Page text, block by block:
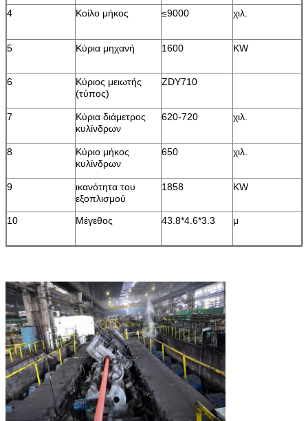
4 Κοίλο μήκος ≤9000 χιλ.
5 Κύρια μηχανή 1600 KW
6
Κύριος μειωτής
(τύπος)
ZDY710
7
Κύρια διάμετρος
κυλίνδρων
620-720 χιλ.
8
Κύριο μήκος
κυλίνδρων
650 χιλ.
9
ικανότητα του
εξοπλισμού
1858 KW
10 Μέγεθος 43.8*4.6*3.3 μ